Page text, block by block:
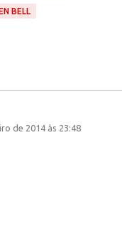
BELL
de 2014 às 23:48